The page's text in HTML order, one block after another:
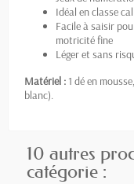
Idéal en classe
Facile à saisir
motricité fine
Léger et sans
Matériel : 1 dé en
blanc).
10 autres
catégorie :